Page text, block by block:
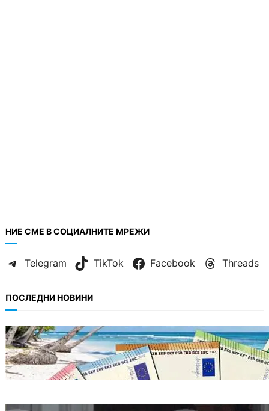
НИЕ СМЕ В СОЦИАЛНИТЕ МРЕЖИ
Telegram TikTok Facebook Threads
ПОСЛЕДНИ НОВИНИ
ИКОНОМИКА
Край на цените в две валути: От 9 август
етикетите ще са само в евро.